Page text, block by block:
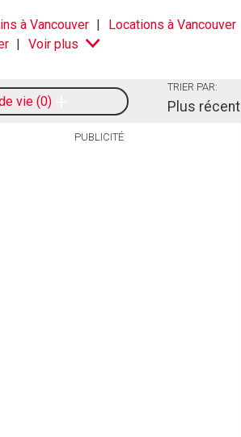
à Vancouver
Locations à Vancouver
Voir plus
vie 0
TRIER PAR:
Plus récent
PUBLICITÉ